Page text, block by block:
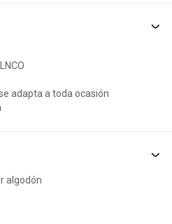
adapta a toda ocasión
algodón